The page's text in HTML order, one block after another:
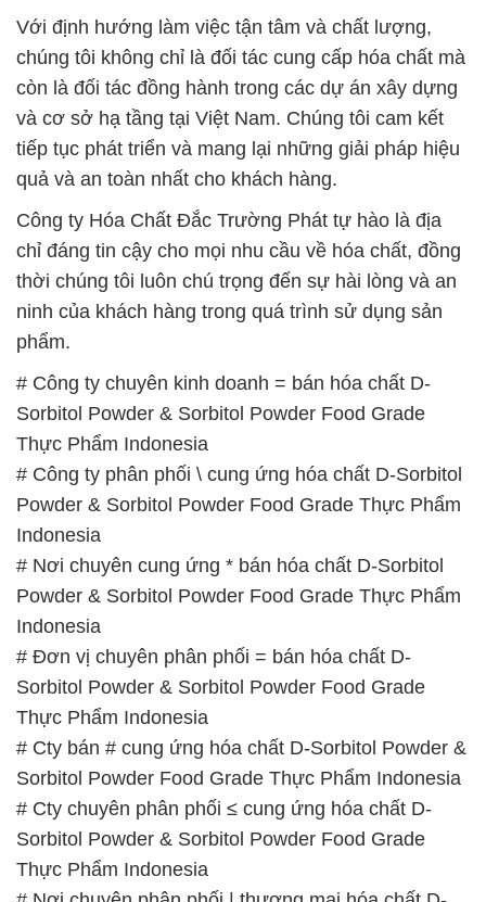
Với định hướng làm việc tận tâm và chất lượng,
chúng tôi không chỉ là đối tác cung cấp hóa chất mà
còn là đối tác đồng hành trong các dự án xây dựng
và cơ sở hạ tầng tại Việt Nam. Chúng tôi cam kết
tiếp tục phát triển và mang lại những giải pháp hiệu
quả và an toàn nhất cho khách hàng.
Công ty Hóa Chất Đắc Trường Phát tự hào là địa
chỉ đáng tin cậy cho mọi nhu cầu về hóa chất, đồng
thời chúng tôi luôn chú trọng đến sự hài lòng và an
ninh của khách hàng trong quá trình sử dụng sản
phẩm.
# Công ty chuyên kinh doanh = bán hóa chất D-
Sorbitol Powder & Sorbitol Powder Food Grade
Thực Phẩm Indonesia
# Công ty phân phối \ cung ứng hóa chất D-Sorbitol
Powder & Sorbitol Powder Food Grade Thực Phẩm
Indonesia
# Nơi chuyên cung ứng * bán hóa chất D-Sorbitol
Powder & Sorbitol Powder Food Grade Thực Phẩm
Indonesia
# Đơn vị chuyên phân phối = bán hóa chất D-
Sorbitol Powder & Sorbitol Powder Food Grade
Thực Phẩm Indonesia
# Cty bán # cung ứng hóa chất D-Sorbitol Powder &
Sorbitol Powder Food Grade Thực Phẩm Indonesia
# Cty chuyên phân phối ≤ cung ứng hóa chất D-
Sorbitol Powder & Sorbitol Powder Food Grade
Thực Phẩm Indonesia